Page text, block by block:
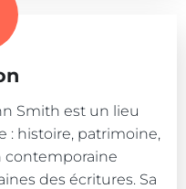
Smith est un lieu
: histoire, patrimoine,
contemporaine
des écritures. Sa